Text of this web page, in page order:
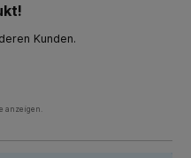
5 Sternen
Kunden.
anzeigen.